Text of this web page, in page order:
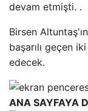
devam etmişti. .
Birsen
başarılı geçen
edecek.
ANA SAYFAYA